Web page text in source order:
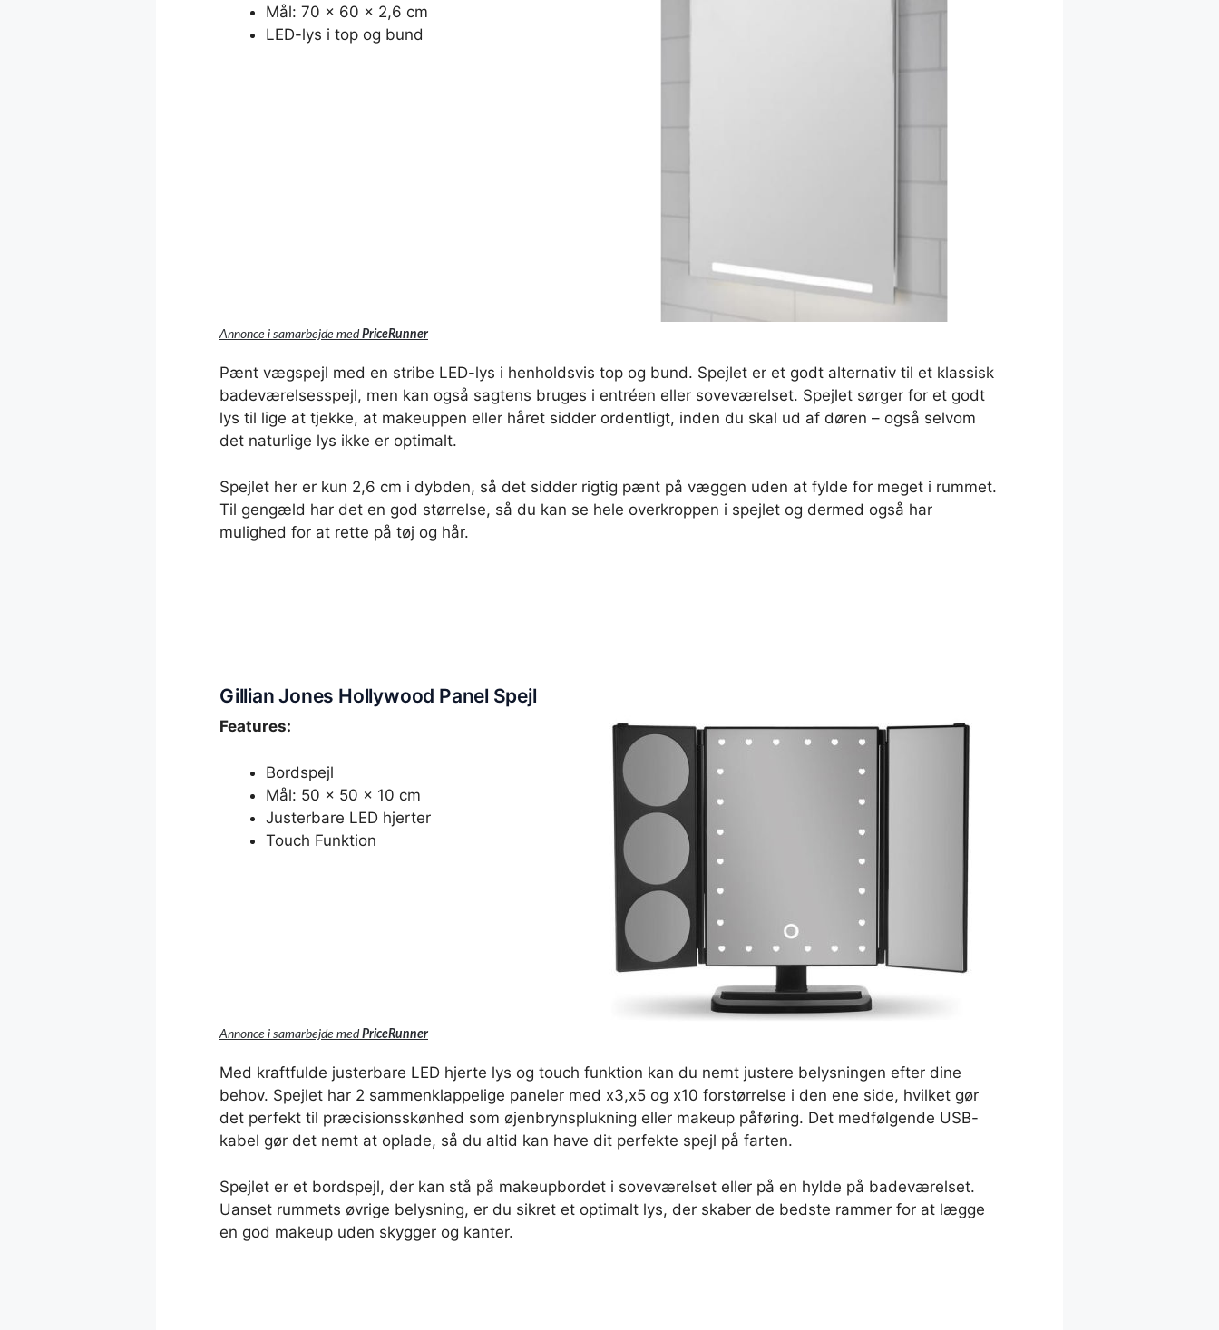
Mål: 70 x 60 x 2,6 cm
LED-lys i top og bund
Annonce i samarbejde med PriceRunner
Pænt vægspejl med en stribe LED-lys i henholdsvis top og bund. Spejlet er et godt alternativ til et klassisk
badeværelsesspejl, men kan også sagtens bruges i entréen eller soveværelset. Spejlet sørger for et godt
lys til lige at tjekke, at makeuppen eller håret sidder ordentligt, inden du skal ud af døren – også selvom
det naturlige lys ikke er optimalt.
Spejlet her er kun 2,6 cm i dybden, så det sidder rigtig pænt på væggen uden at fylde for meget i rummet.
Til gengæld har det en god størrelse, så du kan se hele overkroppen i spejlet og dermed også har
mulighed for at rette på tøj og hår.
Gillian Jones Hollywood Panel Spejl
Features:
Bordspejl
Mål: 50 x 50 x 10 cm
Justerbare LED hjerter
Touch Funktion
Annonce i samarbejde med PriceRunner
Med kraftfulde justerbare LED hjerte lys og touch funktion kan du nemt justere belysningen efter dine
behov. Spejlet har 2 sammenklappelige paneler med x3,x5 og x10 forstørrelse i den ene side, hvilket gør
det perfekt til præcisionsskønhed som øjenbrynsplukning eller makeup påføring. Det medfølgende USB-
kabel gør det nemt at oplade, så du altid kan have dit perfekte spejl på farten.
Spejlet er et bordspejl, der kan stå på makeupbordet i soveværelset eller på en hylde på badeværelset.
Uanset rummets øvrige belysning, er du sikret et optimalt lys, der skaber de bedste rammer for at lægge
en god makeup uden skygger og kanter.